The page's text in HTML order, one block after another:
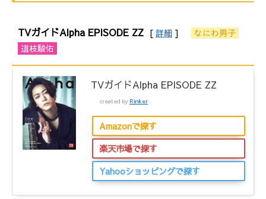
TVガイドAlpha EPISODE ZZ [ 詳細 ]
なにわ男子
道枝駿佑
TVガイドAlpha EPISODE ZZ
created by Rinker
Amazonで探す
楽天市場で探す
Yahooショッピングで探す